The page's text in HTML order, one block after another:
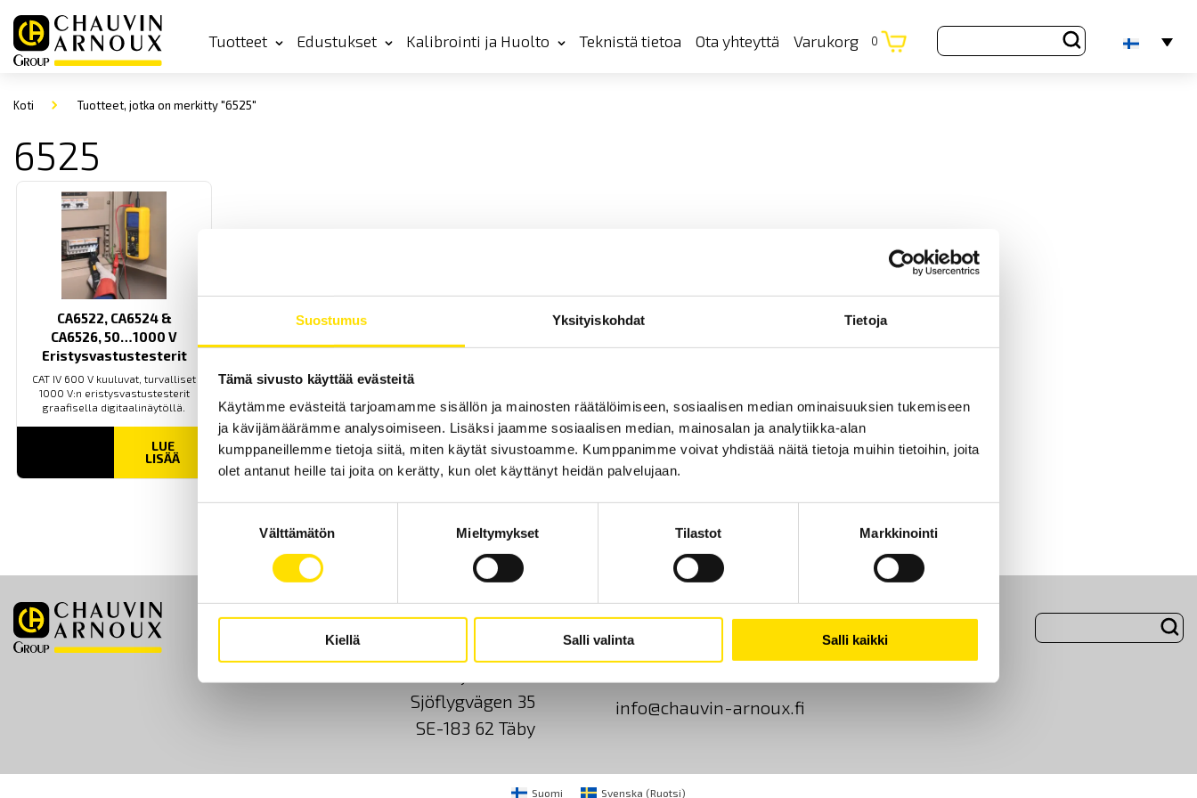
Suostumus Yksityiskohdat Tietoja
Tämä sivusto käyttää evästeitä
Käytämme evästeitä tarjoamamme sisällön ja mainosten räätälöimiseen, sosiaalisen median ominaisuuksien tukemiseen
ja kävijämäärämme analysoimiseen. Lisäksi jaamme sosiaalisen median, mainosalan ja analytiikka-alan
kumppaneillemme tietoja siitä, miten käytät sivustoamme. Kumppanimme voivat yhdistää näitä tietoja muihin tietoihin, joita
olet antanut heille tai joita on kerätty, kun olet käyttänyt heidän palvelujaan.
Välttämätön Mieltymykset Tilastot Markkinointi
Kiellä Salli valinta Salli kaikki
Tuotteet Edustukset Kalibrointi ja Huolto Teknistä tietoa Ota yhteyttä Varukorg 0
Koti Tuotteet, jotka on merkitty "6525"
6525
CA6522, CA6524 &
CA6526, 50…1000 V
Eristysvastustesterit
CAT IV 600 V kuuluvat, turvalliset
1000 V:n eristysvastustesterit
graafisella digitaalinäytöllä.
LUE
LISÄÄ
Sjöflygvägen 35
SE-183 62 Täby
info@chauvin-arnoux.fi
Suomi Svenska (Ruotsi)